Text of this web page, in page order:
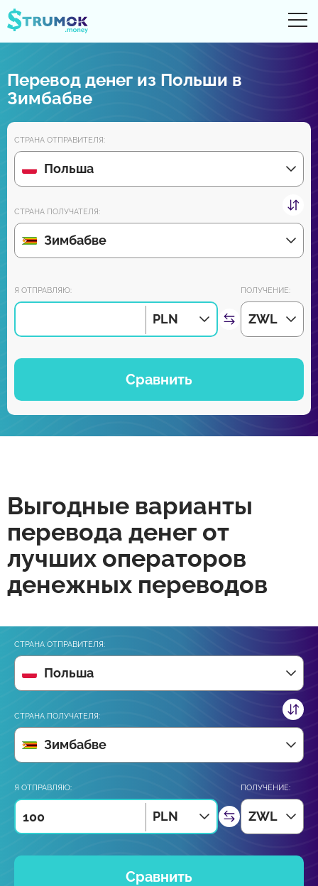
Денежные переводы
Цифровые счета
Обзоры партнеров
Уже скоро скачайте приложение для Android и iPhone:
Перевод денег из Польши в
Зимбабве
СТРАНА ОТПРАВИТЕЛЯ:
Польша
СТРАНА ПОЛУЧАТЕЛЯ:
Зимбабве
Я ОТПРАВЛЯЮ:
PLN
ПОЛУЧЕНИЕ:
ZWL
Сравнить
Выгодные варианты
перевода денег от
лучших операторов
денежных переводов
СТРАНА ОТПРАВИТЕЛЯ:
Польша
СТРАНА ПОЛУЧАТЕЛЯ:
Зимбабве
Я ОТПРАВЛЯЮ:
PLN
ПОЛУЧЕНИЕ:
ZWL
Сравнить